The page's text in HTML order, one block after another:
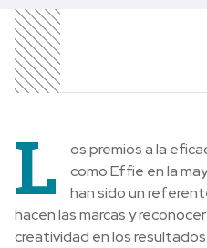
L
os premios a la
como Effie en la
han sido un
hacen las marcas y
creatividad en los